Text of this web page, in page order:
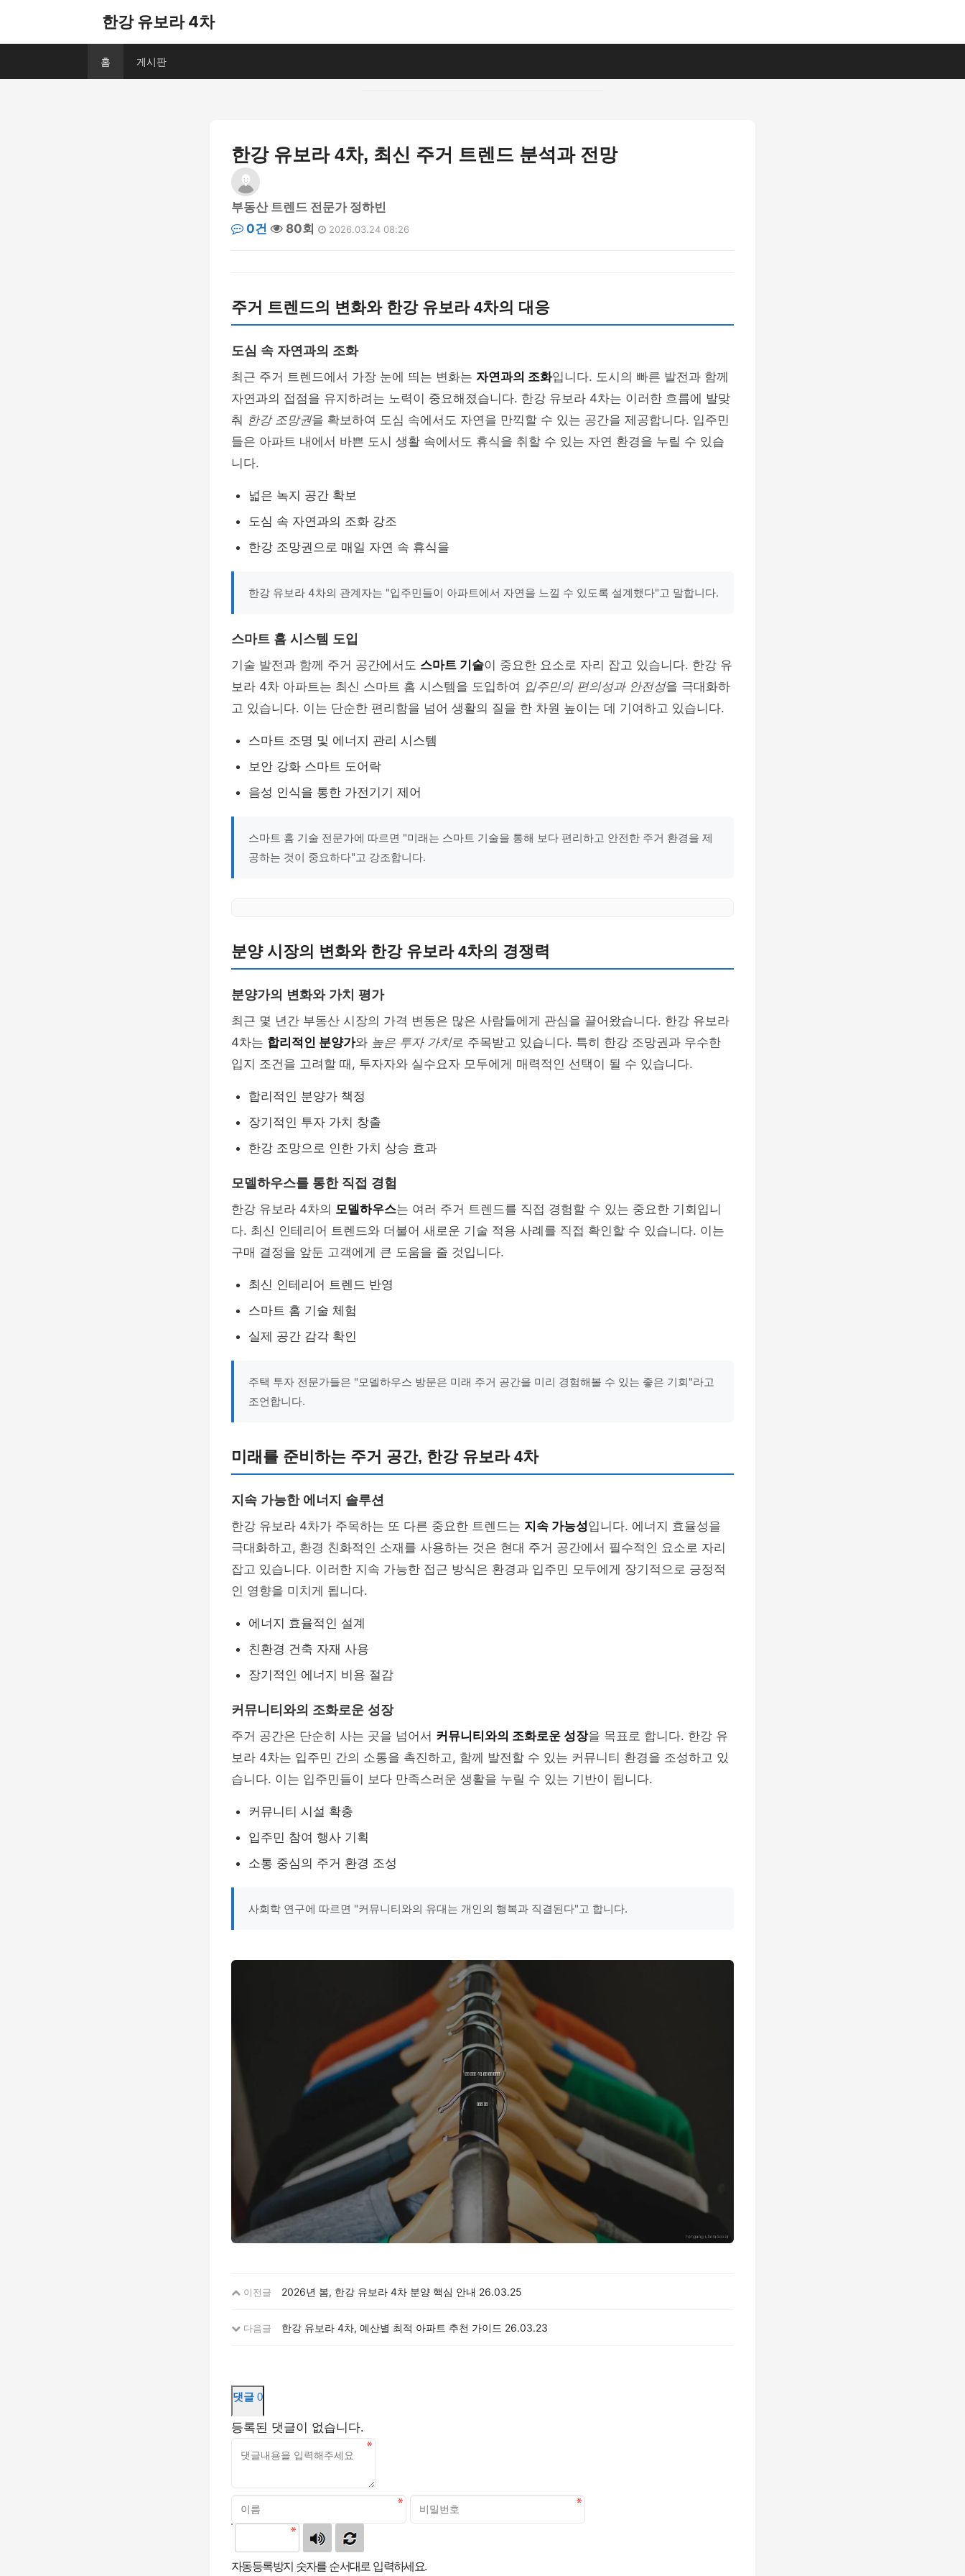
한강 유보라 4차
홈 게시판
한강 유보라 4차, 최신 주거 트렌드 분석과 전망
부동산 트렌드 전문가 정하빈
0건
80회 2026.03.24 08:26
주거 트렌드의 변화와 한강 유보라 4차의 대응
도심 속 자연과의 조화
최근 주거 트렌드에서 가장 눈에 띄는 변화는 자연과의 조화입니다. 도시의 빠른 발전과 함께
자연과의 접점을 유지하려는 노력이 중요해졌습니다. 한강 유보라 4차는 이러한 흐름에 발맞
춰 한강 조망권을 확보하여 도심 속에서도 자연을 만끽할 수 있는 공간을 제공합니다. 입주민
들은 아파트 내에서 바쁜 도시 생활 속에서도 휴식을 취할 수 있는 자연 환경을 누릴 수 있습
니다.
넓은 녹지 공간 확보
도심 속 자연과의 조화 강조
한강 조망권으로 매일 자연 속 휴식을
한강 유보라 4차의 관계자는 "입주민들이 아파트에서 자연을 느낄 수 있도록 설계했다"고 말합니다.
스마트 홈 시스템 도입
기술 발전과 함께 주거 공간에서도 스마트 기술이 중요한 요소로 자리 잡고 있습니다. 한강 유
보라 4차 아파트는 최신 스마트 홈 시스템을 도입하여 입주민의 편의성과 안전성을 극대화하
고 있습니다. 이는 단순한 편리함을 넘어 생활의 질을 한 차원 높이는 데 기여하고 있습니다.
스마트 조명 및 에너지 관리 시스템
보안 강화 스마트 도어락
음성 인식을 통한 가전기기 제어
스마트 홈 기술 전문가에 따르면 "미래는 스마트 기술을 통해 보다 편리하고 안전한 주거 환경을 제
공하는 것이 중요하다"고 강조합니다.
분양 시장의 변화와 한강 유보라 4차의 경쟁력
분양가의 변화와 가치 평가
최근 몇 년간 부동산 시장의 가격 변동은 많은 사람들에게 관심을 끌어왔습니다. 한강 유보라
4차는 합리적인 분양가와 높은 투자 가치로 주목받고 있습니다. 특히 한강 조망권과 우수한
입지 조건을 고려할 때, 투자자와 실수요자 모두에게 매력적인 선택이 될 수 있습니다.
합리적인 분양가 책정
장기적인 투자 가치 창출
한강 조망으로 인한 가치 상승 효과
모델하우스를 통한 직접 경험
한강 유보라 4차의 모델하우스는 여러 주거 트렌드를 직접 경험할 수 있는 중요한 기회입니
다. 최신 인테리어 트렌드와 더불어 새로운 기술 적용 사례를 직접 확인할 수 있습니다. 이는
구매 결정을 앞둔 고객에게 큰 도움을 줄 것입니다.
최신 인테리어 트렌드 반영
스마트 홈 기술 체험
실제 공간 감각 확인
주택 투자 전문가들은 "모델하우스 방문은 미래 주거 공간을 미리 경험해볼 수 있는 좋은 기회"라고
조언합니다.
미래를 준비하는 주거 공간, 한강 유보라 4차
지속 가능한 에너지 솔루션
한강 유보라 4차가 주목하는 또 다른 중요한 트렌드는 지속 가능성입니다. 에너지 효율성을
극대화하고, 환경 친화적인 소재를 사용하는 것은 현대 주거 공간에서 필수적인 요소로 자리
잡고 있습니다. 이러한 지속 가능한 접근 방식은 환경과 입주민 모두에게 장기적으로 긍정적
인 영향을 미치게 됩니다.
에너지 효율적인 설계
친환경 건축 자재 사용
장기적인 에너지 비용 절감
커뮤니티와의 조화로운 성장
주거 공간은 단순히 사는 곳을 넘어서 커뮤니티와의 조화로운 성장을 목표로 합니다. 한강 유
보라 4차는 입주민 간의 소통을 촉진하고, 함께 발전할 수 있는 커뮤니티 환경을 조성하고 있
습니다. 이는 입주민들이 보다 만족스러운 생활을 누릴 수 있는 기반이 됩니다.
커뮤니티 시설 확충
입주민 참여 행사 기획
소통 중심의 주거 환경 조성
사회학 연구에 따르면 "커뮤니티와의 유대는 개인의 행복과 직결된다"고 합니다.
이전글 2026년 봄, 한강 유보라 4차 분양 핵심 안내 26.03.25
다음글 한강 유보라 4차, 예산별 최적 아파트 추천 가이드 26.03.23
댓글 0
등록된 댓글이 없습니다.
자동등록방지 숫자를 순서대로 입력하세요.